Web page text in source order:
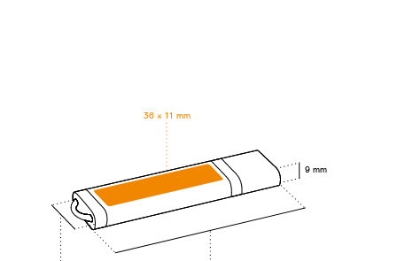
36 × 11 mm
9 mm